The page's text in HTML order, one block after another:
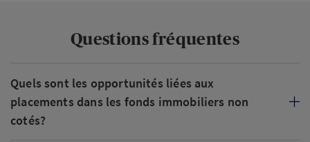
Questions fréquentes
Quels sont les opportunités liées aux
placements dans les fonds immobiliers non
cotés?